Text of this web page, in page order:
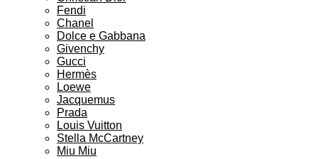
Fendi
Chanel
Dolce e Gabbana
Givenchy
Gucci
Hermès
Loewe
Jacquemus
Prada
Louis Vuitton
Stella McCartney
Miu Miu